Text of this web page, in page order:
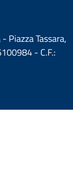
- Piazza Tassara,
- C.F.: